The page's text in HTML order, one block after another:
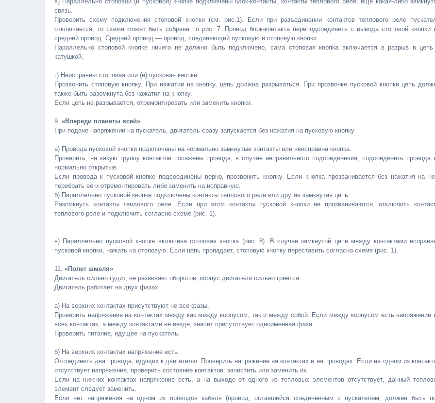
связь.
Проверить схему подключения стоповой кнопки (см. рис.1). Если при разъединении контактов теплового реле
отключается, то схема может быть собрана по рис. 7. Провод блок-контакта переподсоединить с вывода стоповой кнопки
средний провод. Средний провод — провод, соединяющий пусковую и стоповую кнопки.
Параллельно стоповой кнопке ничего не должно быть подключено, сама стоповая кнопка включается в разрыв в
катушкой.
г) Неисправны стоповая или (и) пусковая кнопки.
Прозвонить стоповую кнопку. При нажатии на кнопку, цепь должна разрываться. При прозвонке пусковой кнопки цепь
также быть разомкнута без нажатия на кнопку.
Если цепь не разрывается, отремонтировать или заменить кнопки.
9. «Впереди планеты всей»
При подаче напряжении на пускатель, двигатель сразу запускается без нажатия на пусковую кнопку
а) Провода пусковой кнопки подключены на нормально замкнутые контакты или неисправна кнопка.
Проверить, на какую группу контактов посажены провода, в случае неправильного подсоединения, подсоединить провода
нормально открытые.
Если провода к пусковой кнопке подсоединены верно, прозвонить кнопку. Если кнопка прозванивается без нажатия на
перебрать ее и отремонтировать либо заменить на исправную.
б) Параллельно пусковой кнопке подключены контакты теплового реле или другая замкнутая цепь.
Разомкнуть контакты теплового реле. Если при этом контакты пусковой кнопки не прозваниваются, отключить
теплового реле и подключить согласно схеме (рис. 1).
в) Параллельно пусковой кнопке включена стоповая кнопка (рис. 8). В случае замкнутой цепи между контактами
пусковой кнопки, нажать на стоповую. Если цепь пропадает, стоповую кнопку переставить согласно схеме (рис. 1).
11. «Полет шмеля»
Двигатель сильно гудит, не развивает оборотов, корпус двигателя сильно греется.
Двигатель работает на двух фазах.
а) На верхних контактах присутствуют не все фазы.
Проверить напряжение на контактах между как между корпусом, так и между собой. Если между корпусом есть напряжение
всех контактах, а между контактами не везде, значит присутствует одноименная фаза.
Проверить питание, идущее на пускатель.
б) На верхних контактах напряжение есть.
Отсоединить два провода, идущих к двигателю. Проверить напряжение на контактах и на проводах. Если на одном из
отсутствует напряжение, проверить состояние контактов: зачистить или заменить их.
Если на нижних контактах напряжение есть, а на выходе от одного из тепловых элементов отсутствует, данный
элемент следует заменить.
Если нет напряжения на одном из проводов кабеля (провод, оставшийся соединенным с пускателем, должен быть